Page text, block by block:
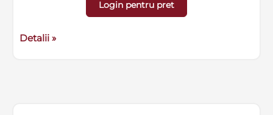
Login pentru pret
Detalii »